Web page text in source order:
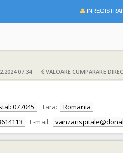
07:34 VALOARE CUMPARARE
077045 Tara:
Romania
E-mail: